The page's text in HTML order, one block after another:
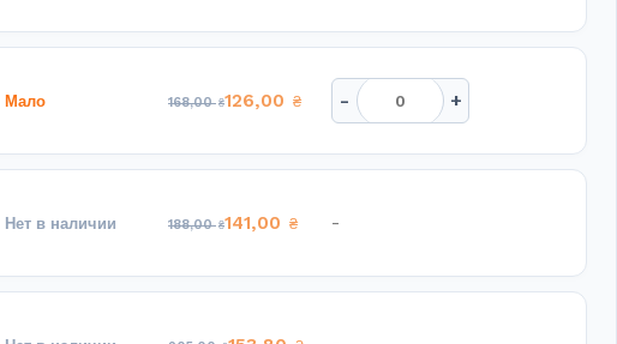
Мало 168,00₴126,00 ₴ - +
Нет в наличии 188,00₴141,00 ₴ -